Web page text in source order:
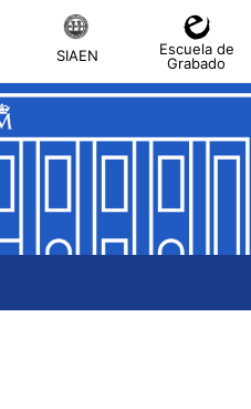
SIAEN
Escuela de
Grabado